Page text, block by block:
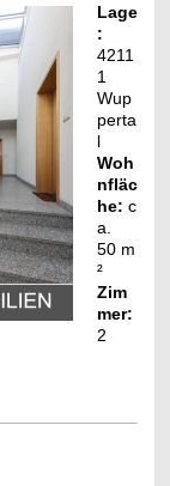
Lage
:
4211
1
Wup
perta
l
Woh
nfläc
he: c
a.
50 m
²
Zim
mer:
2